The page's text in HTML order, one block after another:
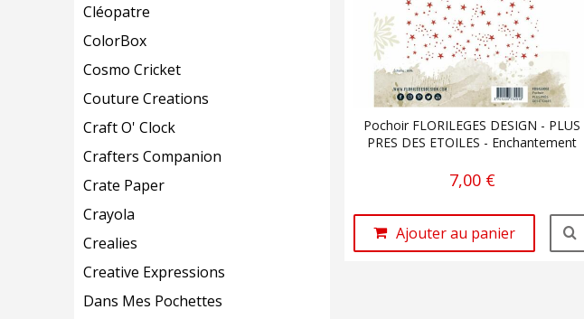
Cléopatre
ColorBox
Cosmo Cricket
Couture Creations
Craft O' Clock
Crafters Companion
Crate Paper
Crayola
Crealies
Creative Expressions
Dans Mes Pochettes
Pochoir FLORILEGES DESIGN - PLUS
PRES DES ETOILES - Enchantement
7,00 €
Ajouter au panier